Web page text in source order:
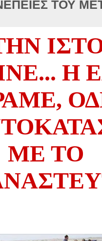
ΤΟΥ
... Η
ΚΑΤΑ
ΜΕ ΤΟ